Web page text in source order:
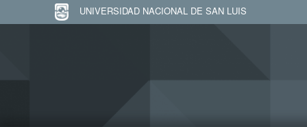
UNIVERSIDAD NACIONAL DE SAN LUIS